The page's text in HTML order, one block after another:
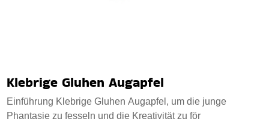
Klebrige Gluhen Augapfel
Einführung Klebrige Gluhen Augapfel, um die junge
Phantasie zu fesseln und die Kreativität zu för